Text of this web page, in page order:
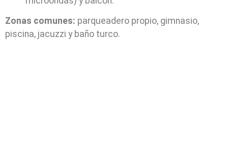
Zonas comunes: parqueadero propio, gimnasio,
piscina, jacuzzi y baño turco.